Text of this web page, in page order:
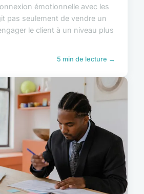
émotionnelle avec les
pas seulement de vendre un
le client à un niveau plus
5 min de lecture →